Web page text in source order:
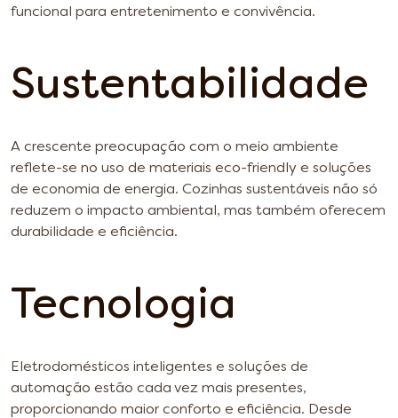
funcional para entretenimento e convivência.
Sustentabilidade
A crescente preocupação com o meio ambiente
reflete-se no uso de materiais eco-friendly e soluções
de economia de energia. Cozinhas sustentáveis não só
reduzem o impacto ambiental, mas também oferecem
durabilidade e eficiência.
Tecnologia
Eletrodomésticos inteligentes e soluções de
automação estão cada vez mais presentes,
proporcionando maior conforto e eficiência. Desde